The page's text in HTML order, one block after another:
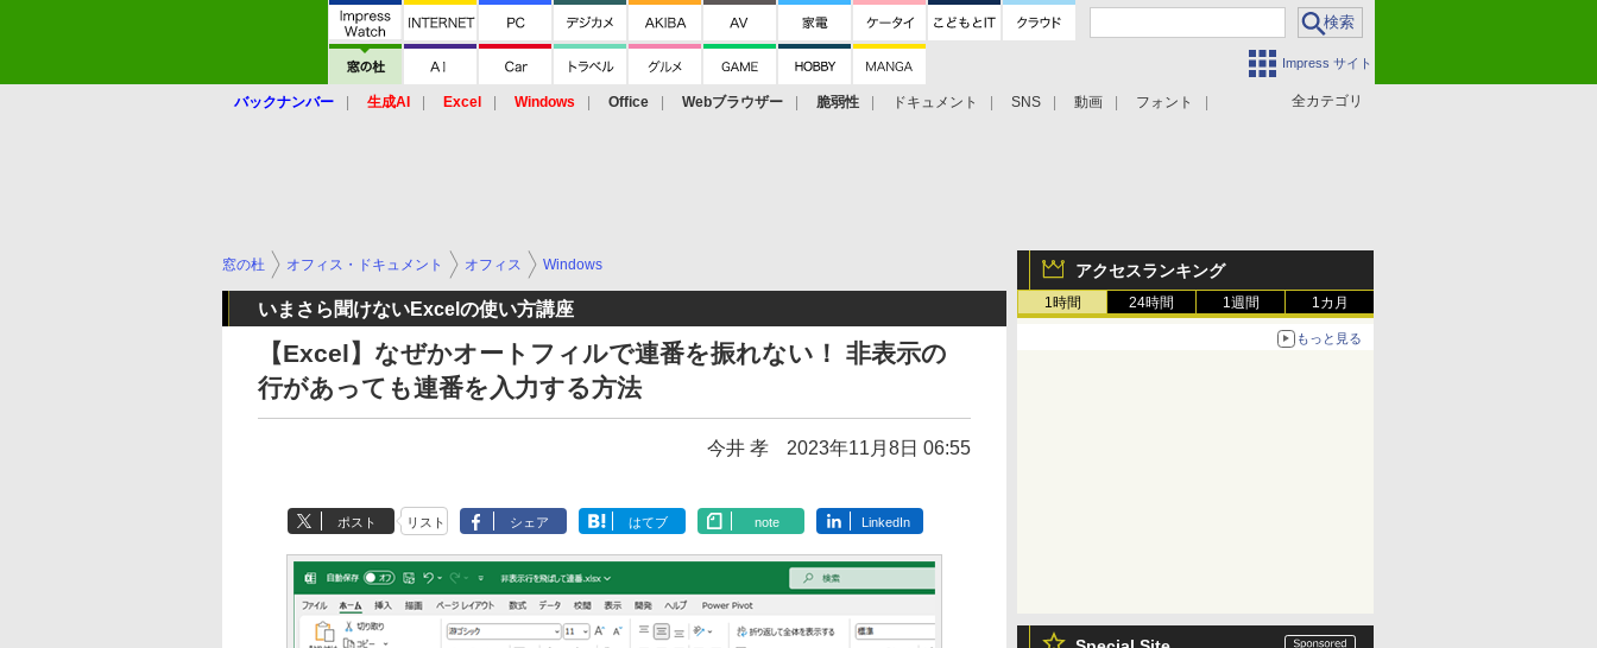
Impress サイト
全カテゴリ
バックナンバー 生成AI Excel Windows Office Webブラウザー 脆弱性 ドキュメント SNS 動画 フォント
アクセスランキング
1時間 24時間 1週間 1カ月
もっと見る
窓の杜 オフィス・ドキュメント オフィス Windows
いまさら聞けないExcelの使い方講座
【Excel】なぜかオートフィルで連番を振れない！ 非表示の
行があっても連番を入力する方法
今井 孝 2023年11月8日 06:55
ポスト リスト シェア はてブ note LinkedIn